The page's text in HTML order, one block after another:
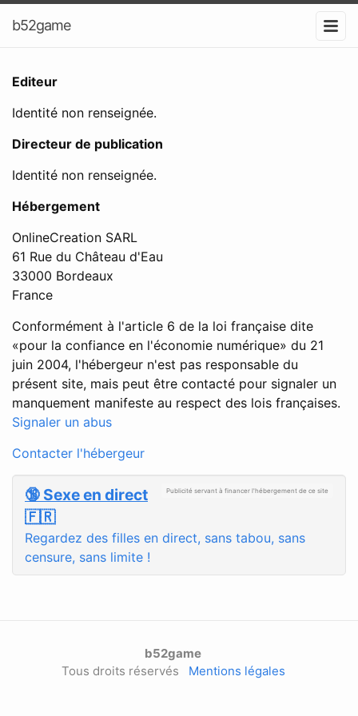
b52game
Editeur
Identité non renseignée.
Directeur de publication
Identité non renseignée.
Hébergement
OnlineCreation SARL
61 Rue du Château d'Eau
33000 Bordeaux
France
Conformément à l'article 6 de la loi française dite
«pour la confiance en l'économie numérique» du 21
juin 2004, l'hébergeur n'est pas responsable du
présent site, mais peut être contacté pour signaler un
manquement manifeste au respect des lois françaises.
Signaler un abus
Contacter l'hébergeur
Publicité servant à financer l'hébergement de ce site
🔞 Sexe en direct
🇫🇷
Regardez des filles en direct, sans tabou, sans
censure, sans limite !
b52game
Tous droits réservés Mentions légales